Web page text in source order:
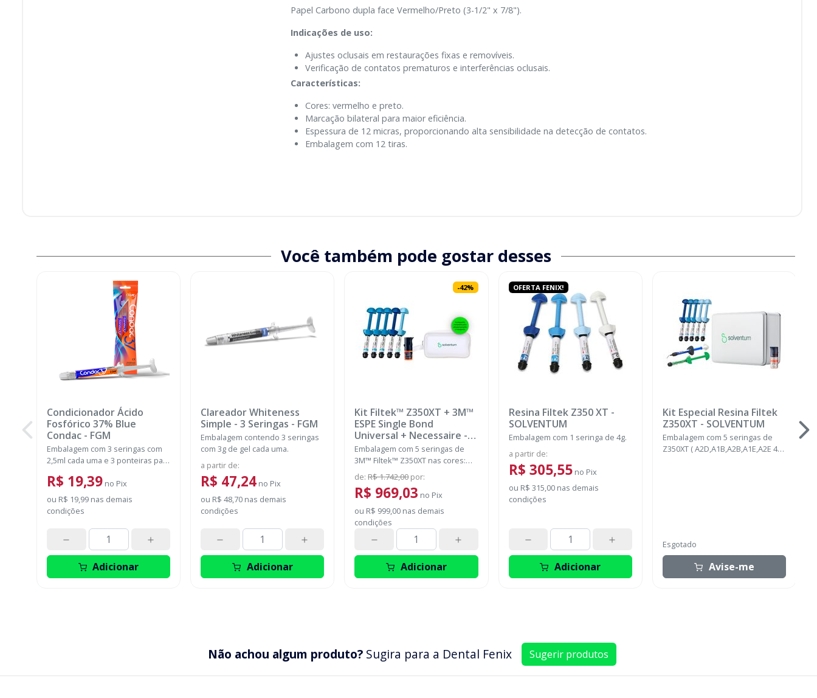
Papel Carbono dupla face Vermelho/Preto (3-1/2" x 7/8").
Indicações de uso:
Ajustes oclusais em restaurações fixas e removíveis.
Verificação de contatos prematuros e interferências oclusais.
Características:
Cores: vermelho e preto.
Marcação bilateral para maior eficiência.
Espessura de 12 micras, proporcionando alta sensibilidade na detecção de contatos.
Embalagem com 12 tiras.
Você também pode gostar desses
Condicionador Ácido
Fosfórico 37% Blue
Condac - FGM
Embalagem com 3 seringas com
2,5ml cada uma e 3 ponteiras para
R$ 19,39 no Pix
ou R$ 19,99 nas demais
condições
Adicionar
Clareador Whiteness
Simple - 3 Seringas - FGM
Embalagem contendo 3 seringas
com 3g de gel cada uma.
a partir de:
R$ 47,24 no Pix
ou R$ 48,70 nas demais
condições
Adicionar
-42%
Kit Filtek™ Z350XT + 3M™
ESPE Single Bond
Universal + Necessaire -
SOLVENTUM
Embalagem com 5 seringas de
3M™ Filtek™ Z350XT nas cores:
A1B, A2B, A3B, A2E, A2D Grátis: 1
frasco de 3M™ ESPE Single Bond
Universal de 3 ml 1 Necessaire
para armazenamento e
transporte
de:R$ 1.742,00 por:
R$ 969,03 no Pix
ou R$ 999,00 nas demais
condições
Adicionar
OFERTA FENIX!
Resina Filtek Z350 XT -
SOLVENTUM
Embalagem com 1 seringa de 4g.
a partir de:
R$ 305,55 no Pix
ou R$ 315,00nas demais
condições
Adicionar
Kit Especial Resina Filtek
Z350XT - SOLVENTUM
Embalagem com 5 seringas de
Z350XT ( A2D,A1B,A2B,A1E,A2E 4g)
Esgotado
Avise-me
Não achou algum produto? Sugira para a Dental Fenix Sugerir produtos